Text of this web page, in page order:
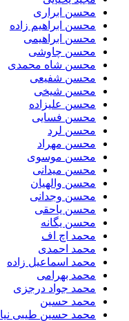
محسن ابراری
محسن ابراهیم زاده
محسن ابراهیمی
محسن چاوشی
محسن شاه محمدی
محسن شفیعی
محسن شیخی
محسن علیزاده
محسن فسایی
محسن لرد
محسن مهراد
محسن موسوی
محسن میدانی
محسن والهیان
محسن وجدانی
محسن یاحقی
محسن یگانه
محمد اچ اف
محمد احمدی
محمد اسماعیل زاده
محمد بهرامی
محمد جواد درجزی
محمد حسین
محمد حسین طیبی نیا